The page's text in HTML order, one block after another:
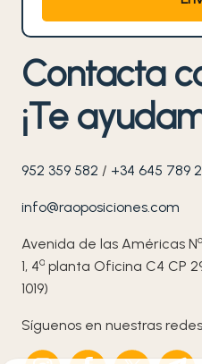
Contacta
¡Te
952 359 582 / +34 645 789
info@raoposiciones.com
Avenida de las Américas No
1, 4ª planta Oficina C4 CP
1019)
Síguenos en nuestras